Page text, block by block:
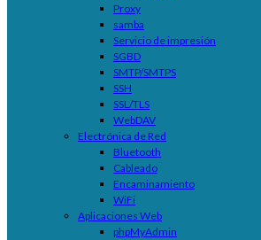
Proxy
samba
Servicio de impresión
SGBD
SMTP/SMTPS
SSH
SSL/TLS
WebDAV
Electrónica de Red
Bluetooth
Cableado
Encaminamiento
WiFi
Aplicaciones Web
phpMyAdmin